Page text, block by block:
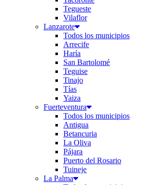
Tegueste
Vilaflor
Lanzarote
Todos los municipios
Arrecife
Haría
San Bartolomé
Teguise
Tinajo
Tías
Yaiza
Fuerteventura
Todos los municipios
Antigua
Betancuria
La Oliva
Pájara
Puerto del Rosario
Tuineje
La Palma